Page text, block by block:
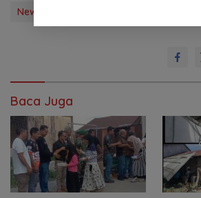
New Zealand
Baca Juga